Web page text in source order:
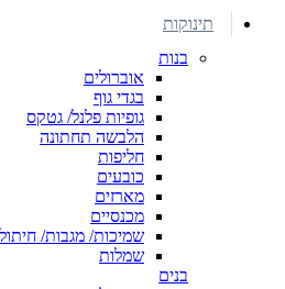
תינוקות
בנות
אוברולים
בגדי גוף
גופיות פלנל/ גטקס
הלבשה תחתונה
חליפות
כובעים
מארזים
מכנסיים
שמיכות/ מגבות/
שמלות
בנים